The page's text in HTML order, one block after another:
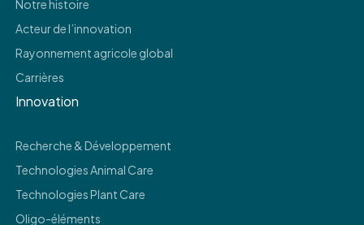
Notre histoire
Acteur de l’innovation
Rayonnement agricole global
Carrières
Innovation
Recherche & Développement
Technologies Animal Care
Technologies Plant Care
Oligo-éléments